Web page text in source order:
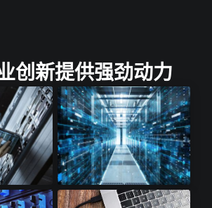
创新提供强劲动力
云计算​